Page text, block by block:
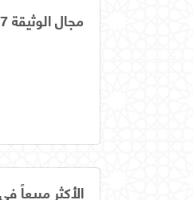
مجال الوثيقة OS GSO IEC/TR 62899-250:2017
الأكثر مبيعاً